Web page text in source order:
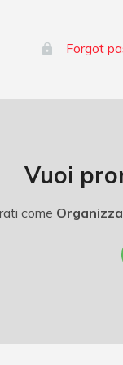
Forgot
Vuoi
come